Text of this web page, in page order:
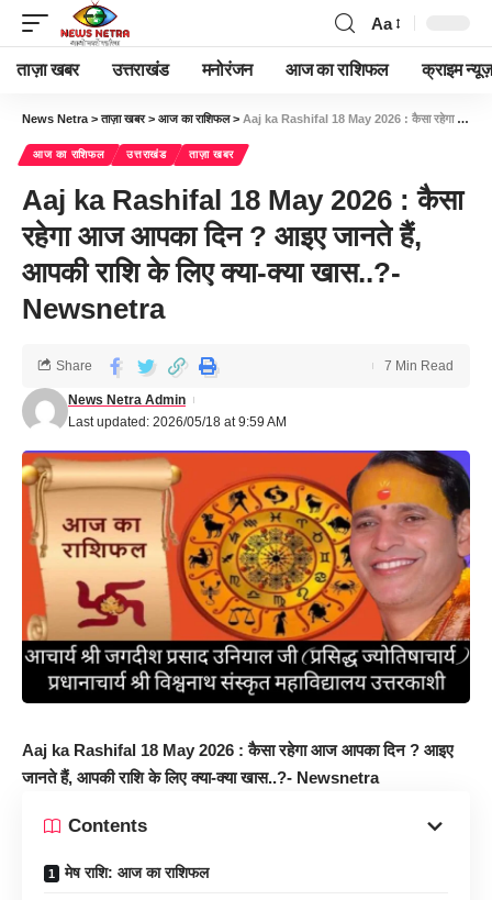
Aa
ताज़ा खबर उत्तराखंड मनोरंजन आज का राशिफल क्राइम न्यूज़
News Netra >ताज़ा खबर> आज का राशिफल> Aaj ka Rashifal 18 May 2026 : कैसा रहेगा आज आपका दिन ? आइए जानते हैं, आपकी राशि के लिए क्या-क्या खास..?- Newsnetra
आज का राशिफल उत्तराखंड ताज़ा खबर
Aaj ka Rashifal 18 May 2026 : कैसा
रहेगा आज आपका दिन ? आइए जानते हैं,
आपकी राशि के लिए क्या-क्या खास..?-
Newsnetra
Last updated: 2026/05/18 at 9:59 AM
News Netra Admin
Share 7 Min Read
Aaj ka Rashifal 18 May 2026 : कैसा रहेगा आज आपका दिन ? आइए
जानते हैं, आपकी राशि के लिए क्या-क्या खास..?- Newsnetra
Contents
मेष राशि: आज का राशिफल